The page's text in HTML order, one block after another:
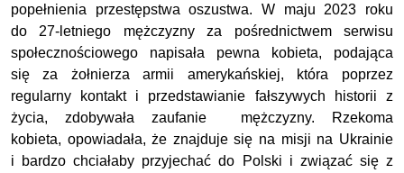
popełnienia przestępstwa oszustwa. W maju 2023 roku
do 27-letniego mężczyzny za pośrednictwem serwisu
społecznościowego napisała pewna kobieta, podająca
się za żołnierza armii amerykańskiej, która poprzez
regularny kontakt i przedstawianie fałszywych historii z
życia, zdobywała zaufanie mężczyzny. Rzekoma
kobieta, opowiadała, że znajduje się na misji na Ukrainie
i bardzo chciałaby przyjechać do Polski i związać się z